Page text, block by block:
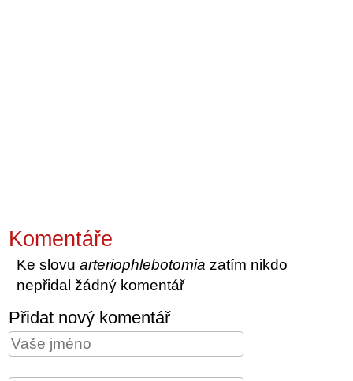
Komentáře
Ke slovuarteriophlebotomia zatím nikdo
nepřidal žádný komentář
Přidat nový komentář